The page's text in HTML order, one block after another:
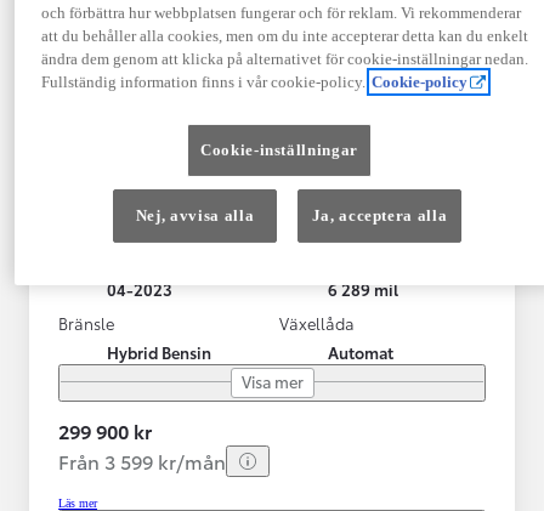
Toyota Yaris Cross
Toyota Yaris Cross 1,5 Hybrid Adventure Drag V-Hjul
KRYLBO
04-2023
6 289 mil
Bränsle
Hybrid Bensin
Växellåda
Automat
Visa mer
299 900 kr
Från 3 599 kr/mån
Läs mer
och förbättra hur webbplatsen fungerar och för reklam. Vi rekommenderar
att du behåller alla cookies, men om du inte accepterar detta kan du enkelt
ändra dem genom att klicka på alternativet för cookie-inställningar nedan.
Fullständig information finns i vår cookie-policy. Cookie-policy
Cookie-inställningar
Nej, avvisa alla Ja, acceptera alla